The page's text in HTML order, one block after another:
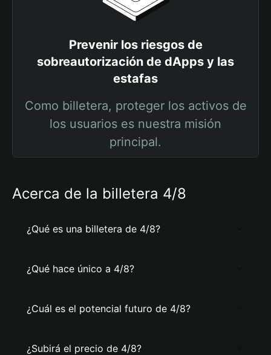
Prevenir los riesgos de
sobreautorización de dApps y las
estafas
Como billetera, proteger los activos de
los usuarios es nuestra misión
principal.
Acerca de la billetera 4/8
¿Qué es una billetera de 4/8?
¿Qué hace único a 4/8?
¿Cuál es el potencial futuro de 4/8?
¿Subirá el precio de 4/8?